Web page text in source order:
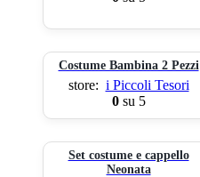
Costume Bambina 2 Pezzi
store: i Piccoli Tesori
0su 5
Set costume e cappello
Neonata